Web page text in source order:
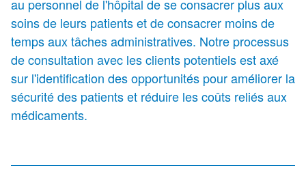
au personnel de l'hôpital de se consacrer plus aux
soins de leurs patients et de consacrer moins de
temps aux tâches administratives. Notre processus
de consultation avec les clients potentiels est axé
sur l'identification des opportunités pour améliorer la
sécurité des patients et réduire les coûts reliés aux
médicaments.